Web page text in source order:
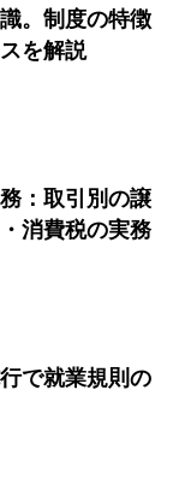
。制度の特徴
を解説
：取引別の譲
消費税の実務
で就業規則の